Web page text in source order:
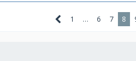
1 … 6 7 8